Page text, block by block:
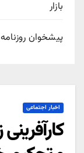
بازار
پیشخوان روزنامه
اخبار اجتماعی